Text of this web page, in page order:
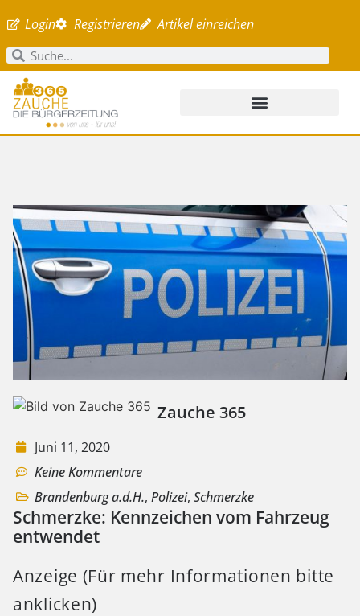
Login Registrieren Artikel einreichen
Zauche 365
Juni 11, 2020
Keine Kommentare
Brandenburg a.d.H., Polizei, Schmerzke
Schmerzke: Kennzeichen vom Fahrzeug
entwendet
Anzeige (Für mehr Informationen bitte
anklicken)